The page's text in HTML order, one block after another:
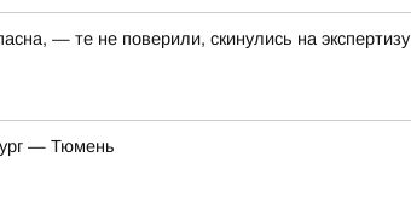
— те не поверили, скинулись на
— Тюмень